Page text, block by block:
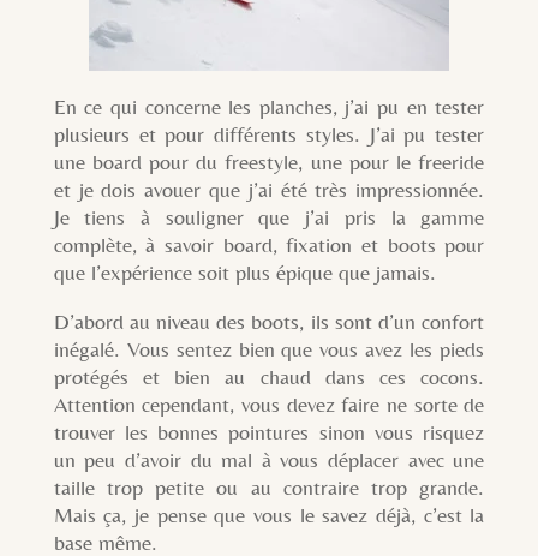
En ce qui concerne les planches, j’ai pu en tester
plusieurs et pour différents styles. J’ai pu tester
une board pour du freestyle, une pour le freeride
et je dois avouer que j’ai été très impressionnée.
Je tiens à souligner que j’ai pris la gamme
complète, à savoir board, fixation et boots pour
que l’expérience soit plus épique que jamais.
D’abord au niveau des boots, ils sont d’un confort
inégalé. Vous sentez bien que vous avez les pieds
protégés et bien au chaud dans ces cocons.
Attention cependant, vous devez faire ne sorte de
trouver les bonnes pointures sinon vous risquez
un peu d’avoir du mal à vous déplacer avec une
taille trop petite ou au contraire trop grande.
Mais ça, je pense que vous le savez déjà, c’est la
base même.